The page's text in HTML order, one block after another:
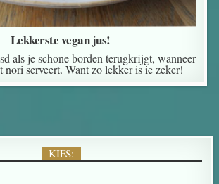
Lekkerste vegan jus!
als je schone borden terugkrijgt, wanneer
nori serveert. Want zo lekker is ie zeker!
KIES: